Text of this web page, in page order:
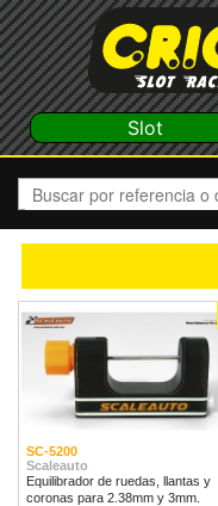
Slot
SC-5200
Scaleauto
Equilibrador de ruedas, llantas y
coronas para 2.38mm y 3mm.